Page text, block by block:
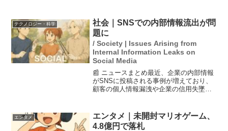
を進めています。事件の背景や詳細はま
だ不明ですが、地域...
テクノロジー・科学
社会｜SNSでの内部情報流出が問
題に
/ Society | Issues Arising from
Internal Information Leaks on
Social Media
📰 ニュースまとめ最近、企業の内部情報
がSNSに投稿される事例が増えており、
顧客の個人情報漏洩や企業の信用失墜を
立ち、社員が油断して情報を拡散するケ
ースが多い。専門...
エンタメ
エンタメ｜未開封マリオゲーム、
4.8億円で落札